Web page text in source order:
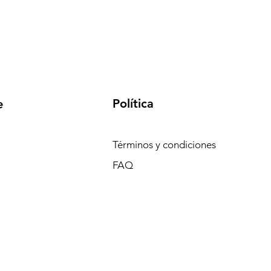
Política
Términos y condiciones
FAQ